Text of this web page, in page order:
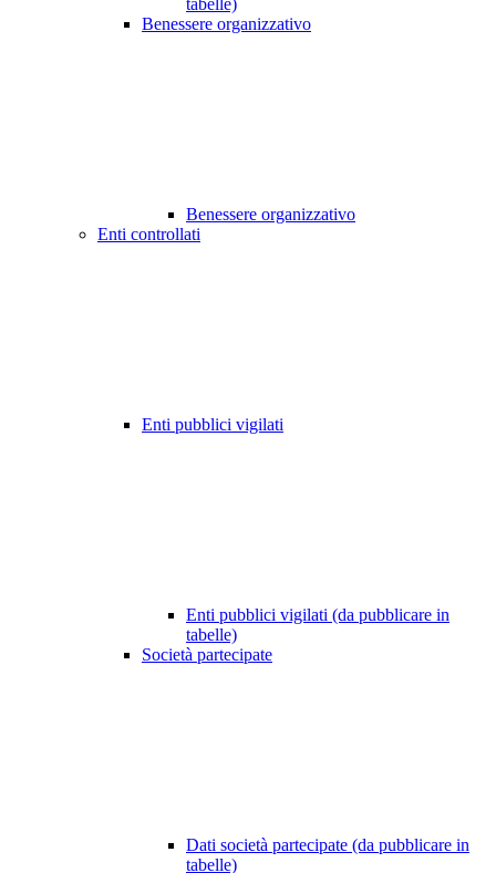
tabelle)
Benessere organizzativo
Benessere organizzativo
Enti controllati
Enti pubblici vigilati
Enti pubblici vigilati (da pubblicare in
tabelle)
Società partecipate
Dati società partecipate (da pubblicare in
tabelle)